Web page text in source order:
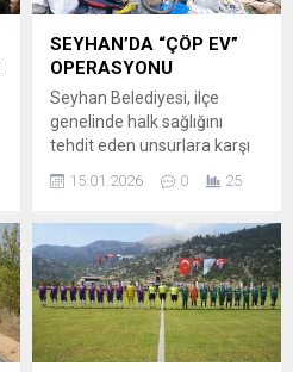
Ekipler, kamyondaki 2 kişiyi
halat yardımıyla kurtardı.
Kamyonun da sudan
SEYHAN’DA “ÇÖP EV”
OPERASYONU
Seyhan Belediyesi, ilçe
genelinde halk sağlığını
tehdit eden unsurlara karşı
mücadelesini sürdürüyor.
vatandaşlardan gelen
şikayet üzerine Meydan
Mahallesi’nde “çöp ev”
olarak kullanılan bir adrese
operasyon düzenleyerek,
çevreye koku ve mikrop
15.01.2026 0 25